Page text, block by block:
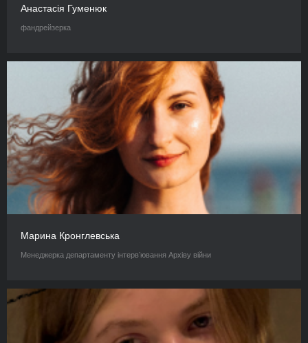
Анастасія Гуменюк
фандрейзерка
Марина Кронглевська
Менеджерка департаменту інтервʼювання Архіву війни